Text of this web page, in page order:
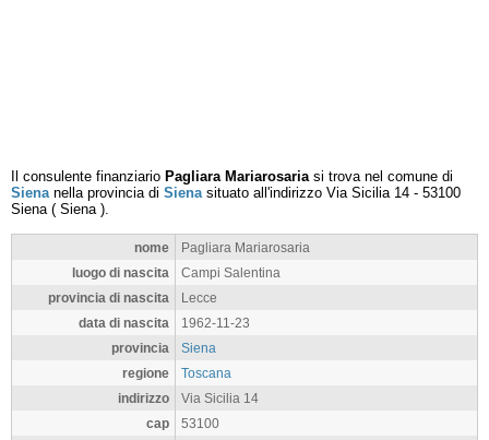
Il consulente finanziario Pagliara Mariarosariasi trova nel comune di
Sienanella provincia di Sienasituato all'indirizzo Via Sicilia 14 - 53100
Siena( Siena).
nome
Pagliara Mariarosaria
luogo di nascita
Campi Salentina
provincia di nascita
Lecce
data di nascita
1962-11-23
provincia
Siena
regione
Toscana
indirizzo
Via Sicilia 14
cap
53100